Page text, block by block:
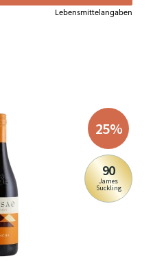
Lebensmittelangaben
25%
90
James
Suckling